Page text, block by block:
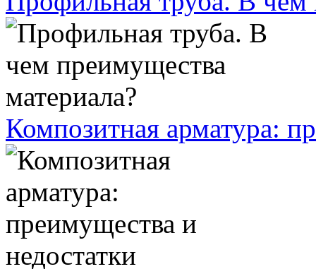
Композитная арматура: